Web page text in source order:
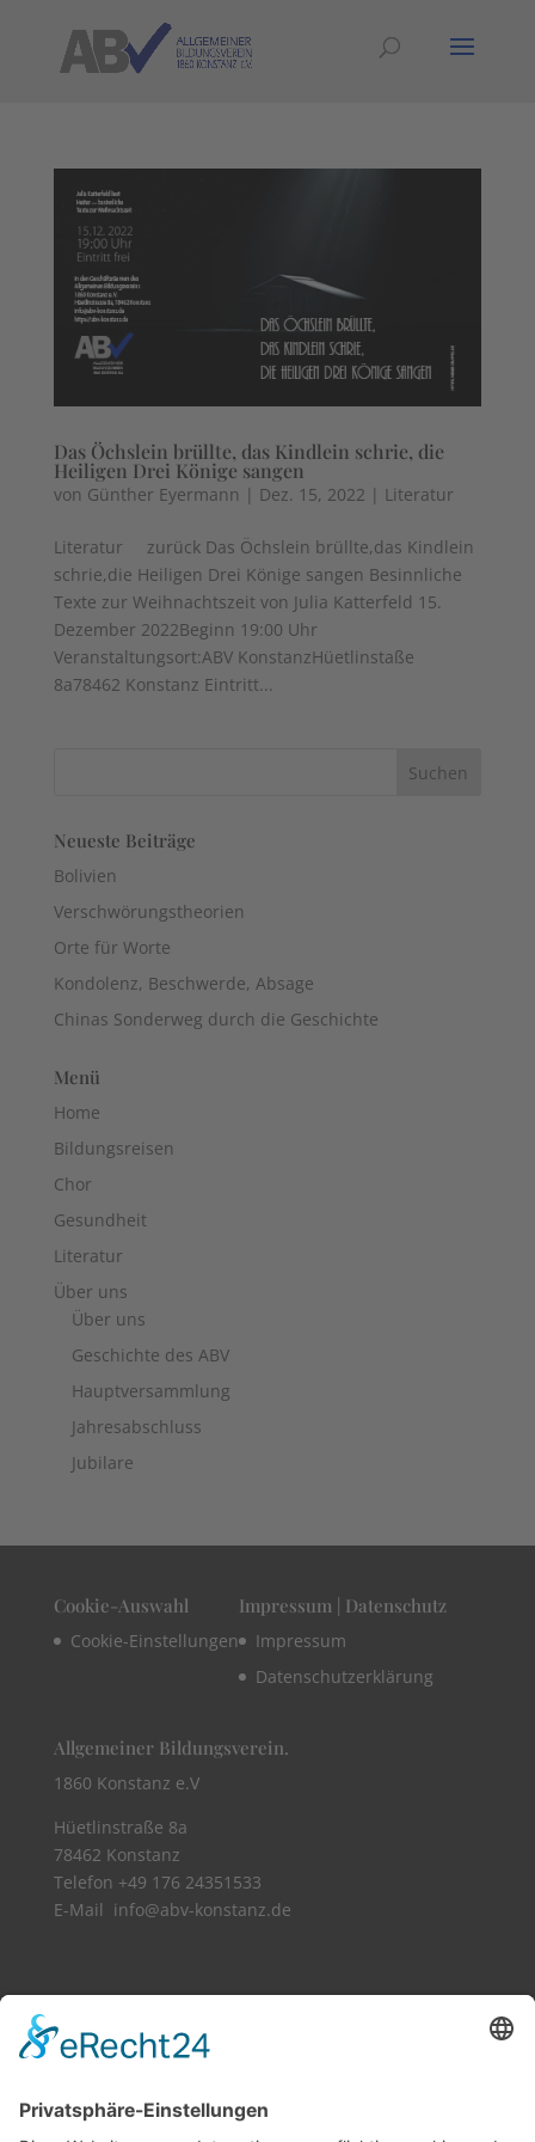
Das Öchslein brüllte, das Kindlein schrie, die
Heiligen Drei Könige sangen
von Günther Eyermann | Dez. 15, 2022 | Literatur
Literatur zurück Das Öchslein brüllte,das Kindlein
schrie,die Heiligen Drei Könige sangen Besinnliche
Texte zur Weihnachtszeit von Julia Katterfeld 15.
Dezember 2022Beginn 19:00 Uhr
Veranstaltungsort:ABV KonstanzHüetlinstaße
8a78462 Konstanz Eintritt...
Neueste Beiträge
Bolivien
Verschwörungstheorien
Orte für Worte
Kondolenz, Beschwerde, Absage
Chinas Sonderweg durch die Geschichte
Menü
Home
Bildungsreisen
Chor
Gesundheit
Literatur
Über uns
Über uns
Geschichte des ABV
Hauptversammlung
Jahresabschluss
Jubilare
Cookie-Auswahl
Cookie-Einstellungen
Impressum | Datenschutz
Impressum
Datenschutzerklärung
Allgemeiner Bildungsverein.
1860 Konstanz e.V
Hüetlinstraße 8a
78462 Konstanz
Telefon +49 176 24351533​
E-Mail info@abv-konstanz.de
Vollbild